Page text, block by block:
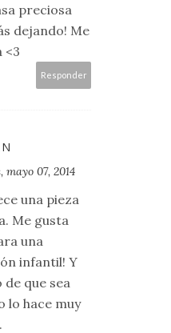
preciosa
dejando! Me
<3
Responder
mayo 07, 2014
una pieza
Me gusta
una
infantil! Y
de que sea
lo hace muy